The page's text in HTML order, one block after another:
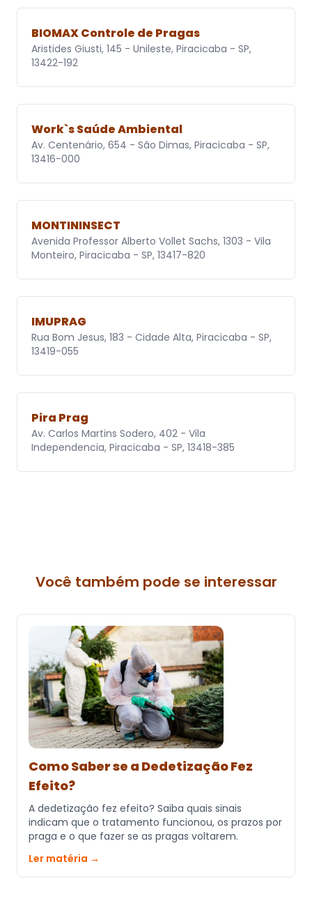
BIOMAX Controle de Pragas
Aristides Giusti, 145 - Unileste, Piracicaba - SP,
13422-192
Work`s Saúde Ambiental
Av. Centenário, 654 - São Dimas, Piracicaba - SP,
13416-000
MONTININSECT
Avenida Professor Alberto Vollet Sachs, 1303 - Vila
Monteiro, Piracicaba - SP, 13417-820
IMUPRAG
Rua Bom Jesus, 183 - Cidade Alta, Piracicaba - SP,
13419-055
Pira Prag
Av. Carlos Martins Sodero, 402 - Vila
Independencia, Piracicaba - SP, 13418-385
Você também pode se interessar
Como Saber se a Dedetização Fez
Efeito?
A dedetização fez efeito? Saiba quais sinais
indicam que o tratamento funcionou, os prazos por
praga e o que fazer se as pragas voltarem.
Ler matéria →